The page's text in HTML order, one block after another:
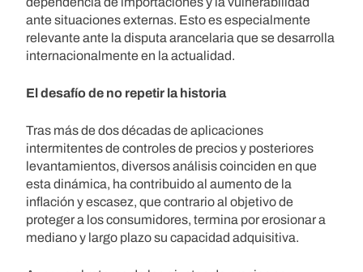
ante situaciones externas. Esto es especialmente
relevante ante la disputa arancelaria que se desarrolla
internacionalmente en la actualidad.
El desafío de no repetir la historia
Tras más de dos décadas de aplicaciones
intermitentes de controles de precios y posteriores
levantamientos, diversos análisis coinciden en que
esta dinámica, ha contribuido al aumento de la
inflación y escasez, que contrario al objetivo de
proteger a los consumidores, termina por erosionar a
mediano y largo plazo su capacidad adquisitiva.